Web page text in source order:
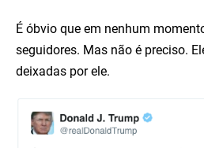
É óbvio que em nenhum
seguidores. Mas não é preciso.
deixadas por ele.